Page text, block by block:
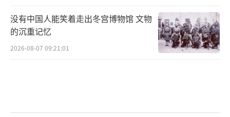
没有中国人能笑着走出冬宫博物馆 文物
的沉重记忆
2026-08-07 09:21:01